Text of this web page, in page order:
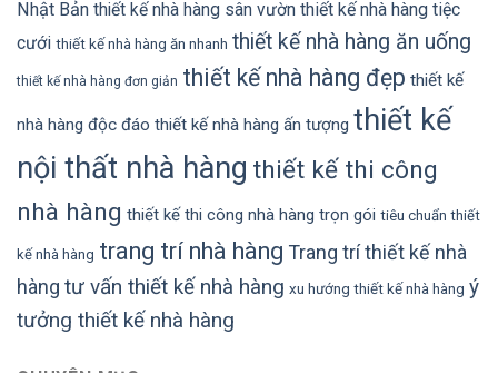
Nhật Bản thiết kế nhà hàng sân vườn thiết kế nhà hàng tiệc
cưới thiết kế nhà hàng ăn nhanh thiết kế nhà hàng ăn uống
thiết kế nhà hàng đơn giản thiết kế nhà hàng đẹp thiết kế
nhà hàng độc đáo thiết kế nhà hàng ấn tượng thiết kế
nội thất nhà hàng thiết kế thi công
nhà hàng thiết kế thi công nhà hàng trọn gói tiêu chuẩn thiết
kế nhà hàng trang trí nhà hàng Trang trí thiết kế nhà
hàng tư vấn thiết kế nhà hàng xu hướng thiết kế nhà hàng ý
tưởng thiết kế nhà hàng